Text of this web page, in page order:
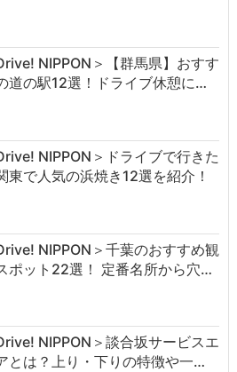
NIPPON＞【群馬県】おすす
道の駅12選！ドライブ休憩に…
NIPPON＞ドライブで行きた
東で人気の浜焼き12選を紹介！
NIPPON＞千葉のおすすめ観
ポット22選！ 定番名所から穴…
NIPPON＞談合坂サービスエ
とは？上り・下りの特徴や一…